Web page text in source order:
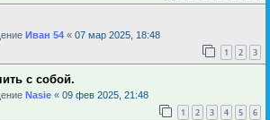
Иван 54 « 07 мар 2025, 18:48
1 2 3
с собой.
Nasie « 09 фев 2025, 21:48
1 2 3 4 5 6